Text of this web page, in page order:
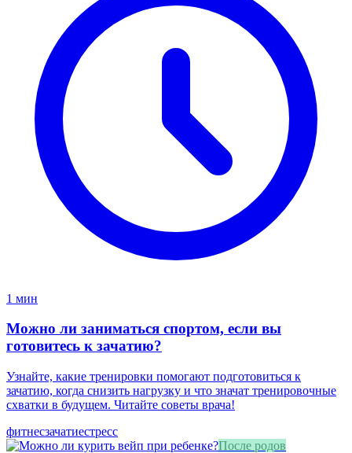
1 мин
Можно ли заниматься спортом, если вы
готовитесь к зачатию?
Узнайте, какие тренировки помогают подготовиться к
зачатию, когда снизить нагрузку и что значат тренировочные
схватки в будущем. Читайте советы врача!
фитнесзачатиестресс
После родов